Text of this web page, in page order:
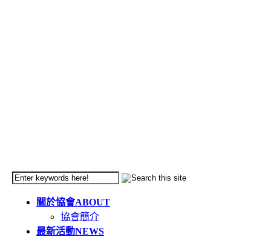
關於協會ABOUT
協會簡介
最新活動NEWS